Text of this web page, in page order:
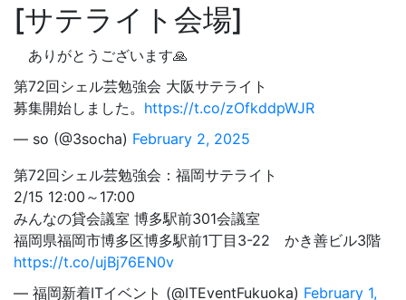
サテライト会場
ありがとうございます🙏
第72回シェル芸勉強会 大阪サテライト
募集開始しました。 https://t.co/zOfkddpWJR
— so (@3socha) February 2, 2025
第72回シェル芸勉強会：福岡サテライト
2/15 12:00～17:00
みんなの貸会議室 博多駅前301会議室
福岡県福岡市博多区博多駅前1丁目3-22 かき善ビル3階
https://t.co/ujBj76EN0v
— 福岡新着ITイベント (@ITEventFukuoka) February 1,